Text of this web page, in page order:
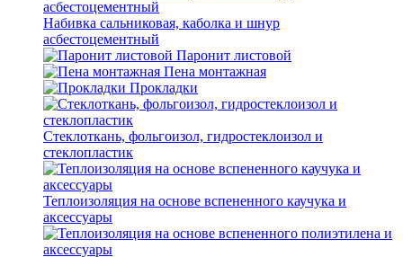
Набивка сальниковая, каболка и шнур
асбестоцементный
Паронит листовой
Пена монтажная
Прокладки
Стеклоткань, фольгоизол, гидростеклоизол и
стеклопластик
Теплоизоляция на основе вспененного каучука и
аксессуары